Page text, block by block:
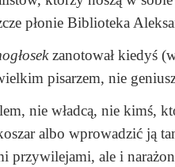
płonie Biblioteka
zanotował kiedyś
pisarzem, nie
nie władcą, nie kimś,
albo wprowadzić ją
przywilejami, ale i